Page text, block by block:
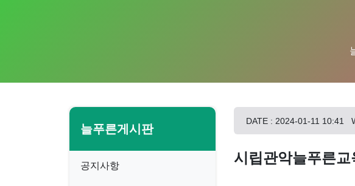
늘푸른게시판
공지사항
DATE : 2024-01-11 10:41
시립관악늘푸른